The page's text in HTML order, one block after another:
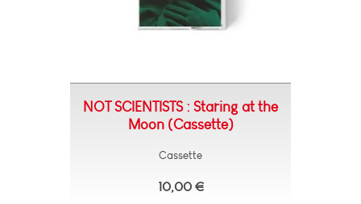
NOT SCIENTISTS : Staring at the
Moon (Cassette)
Cassette
10,00 €